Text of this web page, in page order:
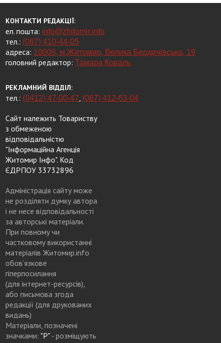
КОНТАКТИ РЕДАКЦІЇ:
ел. пошта: info@zhitomir.info
тел.: (067) 410-44-05
адреса: 10008, м.Житомир, Велика Бердичівська, 19
головний редактор:Тамара Коваль
РЕКЛАМНИЙ ВІДДІЛ:
тел.: (0412) 47-00-47, (067) 412-63-04
Сайт належить Товариству
з обмеженою
відповідальністю
"Інформаційна Агенція
Житомир Інфо". Код
ЄДРПОУ 33732896
Адміністрація сайту може
не розділяти думку автора
і не несе відповідальності
за авторські матеріали.
При повному чи
частковому використанні
матеріалів Житомир.info
обов’язкове
гіперпосилання
(для інтернет-ресурсів),
або письмова згода
редакції (для друкованих
видань)
Матеріали, позначені
значками: "Р"- розміщують